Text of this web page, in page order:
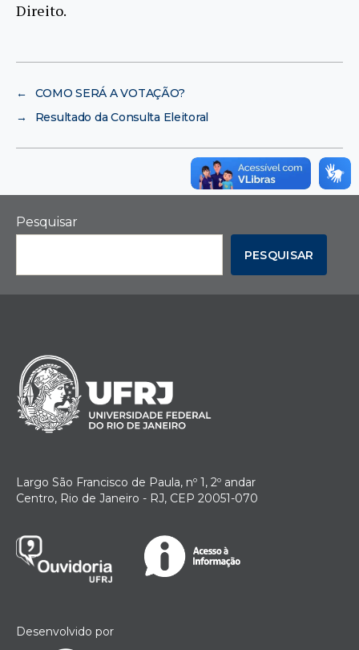
Direito.
←
COMO SERÁ A VOTAÇÃO?
→
Resultado da Consulta Eleitoral
Pesquisar
PESQUISAR
Largo São Francisco de Paula, nº 1, 2º andar
Centro, Rio de Janeiro - RJ, CEP 20051-070
Desenvolvido por